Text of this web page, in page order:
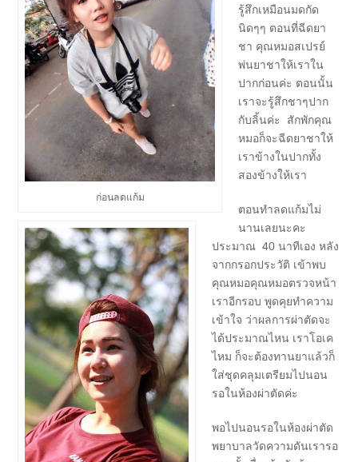
ก่อนลดแก้ม
รู้สึกเหมือนมดกัด
นิดๆๆ ตอนที่ฉีดยา
ชา คุณหมอสเปรย์
พ่นยาชาให้เราใน
ปากก่อนค่ะ ตอนนั้น
เราจะรู้สึกชาๆปาก
กับลิ้นค่ะ สักพักคุณ
หมอก็จะฉีดยาชาให้
เราข้างในปากทั้ง
สองข้างให้เรา
ตอนทำลดแก้มไม่
นานเลยนะคะ
ประมาณ 40 นาทีเอง หลัง
จากกรอกประวัติ เข้าพบ
คุณหมอคุณหมอตรวจหน้า
เราอีกรอบ พูดคุยทำความ
เข้าใจ ว่าผลการผ่าตัดจะ
ได้ประมาณไหน เราโอเค
ไหม ก็จะต้องทานยาแล้วก็
ใส่ชุดคลุมเตรียมไปนอน
รอในห้องผ่าตัดค่ะ
พอไปนอนรอในห้องผ่าตัด
พยาบาลวัดความดันเรารอ